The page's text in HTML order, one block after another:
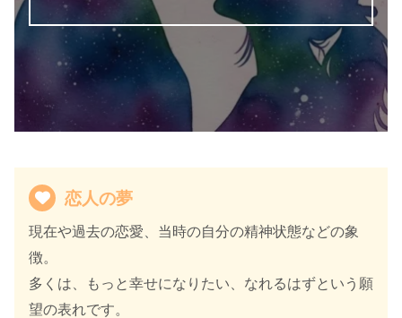
恋人の夢
現在や過去の恋愛、当時の自分の精神状態などの象
徴。
多くは、もっと幸せになりたい、なれるはずという願
望の表れです。